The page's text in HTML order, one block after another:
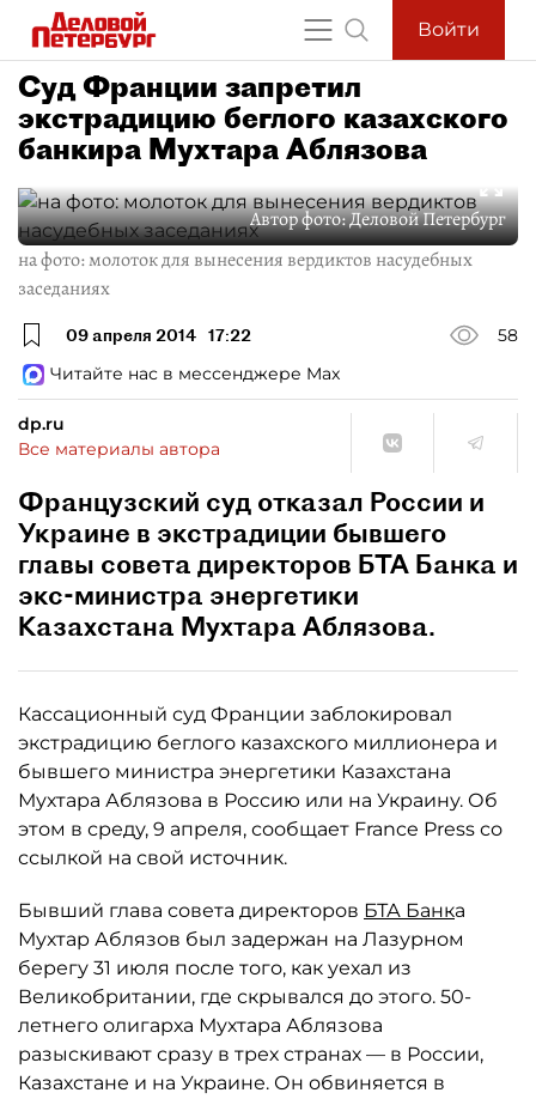
Войти
Суд Франции запретил
экстрадицию беглого казахского
банкира Мухтара Аблязова
Автор фото:Деловой Петербург
на фото: молоток для вынесения вердиктов насудебных
заседаниях
09 апреля 2014 17:22
58
Читайте нас в мессенджере Max
dp.ru
Все материалы автора
Французский суд отказал России и
Украине в экстрадиции бывшего
главы совета директоров БТА Банка и
экс-министра энергетики
Казахстана Мухтара Аблязова.
Кассационный суд Франции заблокировал
экстрадицию беглого казахского миллионера и
бывшего министра энергетики Казахстана
Мухтара Аблязова в Россию или на Украину. Об
этом в среду, 9 апреля, сообщает France Press со
ссылкой на свой источник.
Бывший глава совета директоров БТА Банка
Мухтар Аблязов был задержан на Лазурном
берегу 31 июля после того, как уехал из
Великобритании, где скрывался до этого. 50-
летнего олигарха Мухтара Аблязова
разыскивают сразу в трех странах — в России,
Казахстане и на Украине. Он обвиняется в